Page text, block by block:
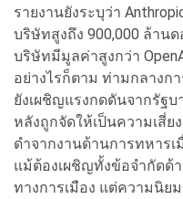
รายงานยังระบุว่า
บริษัทสูงถึง 900,000 ล้าน
บริษัทมีมูลค่าสูงกว่า
อย่างไรก็ตาม ท่ามกลางก
ยังเผชิญแรงกดดันจากรัฐ
หลังถูกจัดให้เป็นความเสี่
ดำจากงานด้านการทหาร
แม้ต้องเผชิญทั้งข้อจำกัดด้
ทางการเมือง แต่ความนิยม